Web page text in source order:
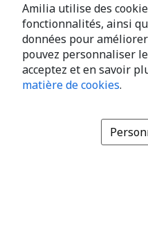
Amilia utilise des
fonctionnalités, ainsi
données pour
pouvez personnaliser
acceptez et en savoir
matière de cookies.